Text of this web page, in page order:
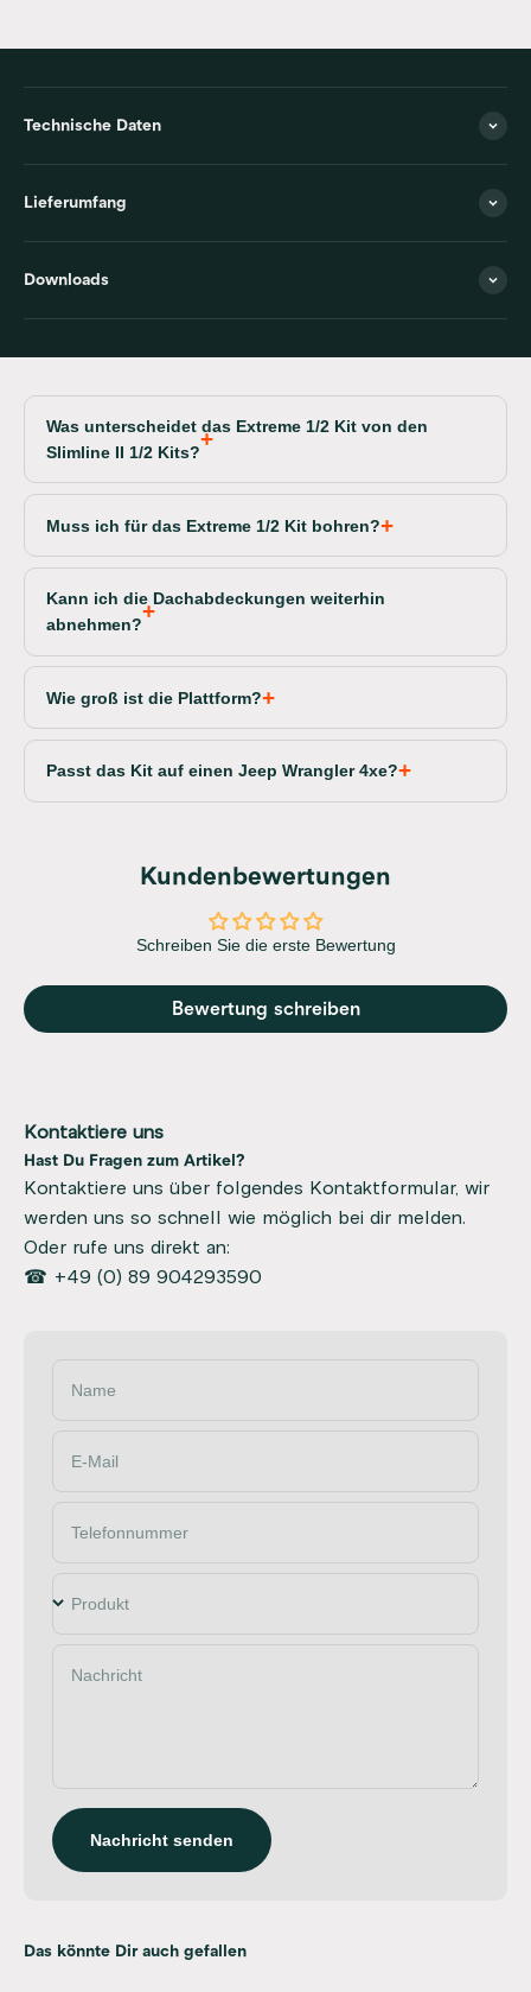
Technische Daten
Lieferumfang
Downloads
Was unterscheidet das Extreme 1/2 Kit von den
Slimline II 1/2 Kits?
Muss ich für das Extreme 1/2 Kit bohren?
Kann ich die Dachabdeckungen weiterhin
abnehmen?
Wie groß ist die Plattform?
Passt das Kit auf einen Jeep Wrangler 4xe?
Kundenbewertungen
Schreiben Sie die erste Bewertung
Bewertung schreiben
Kontaktiere uns
Hast Du Fragen zum Artikel?
Kontaktiere uns über folgendes Kontaktformular, wir
werden uns so schnell wie möglich bei dir melden.
Oder rufe uns direkt an:
☎ +49 (0) 89 904293590
Name
E-Mail
Telefonnummer
Produkt
Nachricht
Nachricht senden